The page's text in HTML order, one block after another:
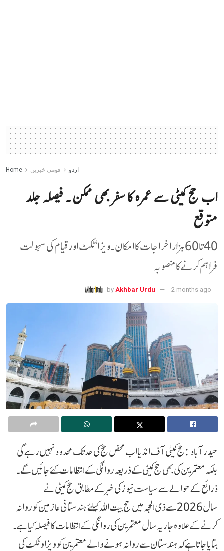
Home اردو قومی خبریں
اب حج کمیٹی سے عمرہ کا سفر بھی ممکن ۔ فیصلہ جلد
متوقع
40 تا 60 ہزار اخراجات کا امکان ۔ ویزا ‘ ٹکٹ اور قیام کی سہولت
فراہم کرنے کا منصوبہ
by Akhbar Urdu 2 months ago
حیدرآباد : حج کمیٹی آف انڈیا اب محض حج کی حد تک محدود نہیں رہے گی
بلکہ معتمرین کی بھی حج کمیٹی کے ذریعہ روانگی کے انتظامات کئے جائیں گے۔
ذرائع کے حوالے سے سیاست نیوز کی خبرکے مطابق حج کمیٹی نے
سال 2026 سے ذی الحجہ میں حج بیت اللہ کیلئے ہندستانی عازمین کو روانہ
کرنے کے علاوہ جاریہ سال معتمرین کی روانگی کے انتظامات کا فیصلہ کیا ہے ۔
بتایاجاتا ہے کہ ہندستان سے روانہ ہونے والے معتمرین کو ویزا و ٹکٹ کی